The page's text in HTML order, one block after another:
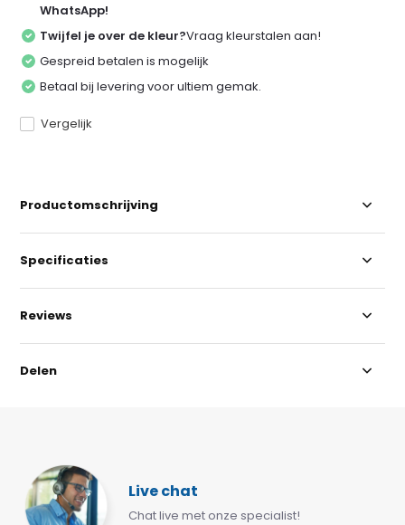
WhatsApp!
Twijfel je over de kleur?Vraag kleurstalen aan!
Gespreid betalen is mogelijk
Betaal bij levering voor ultiem gemak.
Vergelijk
Productomschrijving
Specificaties
Reviews
Delen
Live chat
Chat live met onze specialist!